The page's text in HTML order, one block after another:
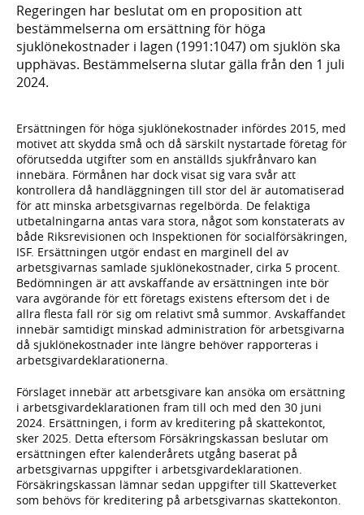
Regeringen har beslutat om en proposition att
bestämmelserna om ersättning för höga
sjuklönekostnader i lagen (1991:1047) om sjuklön ska
upphävas. Bestämmelserna slutar gälla från den 1 juli
2024.
Ersättningen för höga sjuklönekostnader infördes 2015, med
motivet att skydda små och då särskilt nystartade företag för
oförutsedda utgifter som en anställds sjukfrånvaro kan
innebära. Förmånen har dock visat sig vara svår att
kontrollera då handläggningen till stor del är automatiserad
för att minska arbetsgivarnas regelbörda. De felaktiga
utbetalningarna antas vara stora, något som konstaterats av
både Riksrevisionen och Inspektionen för socialförsäkringen,
ISF. Ersättningen utgör endast en marginell del av
arbetsgivarnas samlade sjuklönekostnader, cirka 5 procent.
Bedömningen är att avskaffande av ersättningen inte bör
vara avgörande för ett företags existens eftersom det i de
allra flesta fall rör sig om relativt små summor. Avskaffandet
innebär samtidigt minskad administration för arbetsgivarna
då sjuklönekostnader inte längre behöver rapporteras i
arbetsgivardeklarationerna.
Förslaget innebär att arbetsgivare kan ansöka om ersättning
i arbetsgivardeklarationen fram till och med den 30 juni
2024. Ersättningen, i form av kreditering på skattekontot,
sker 2025. Detta eftersom Försäkringskassan beslutar om
ersättningen efter kalenderårets utgång baserat på
arbetsgivarnas uppgifter i arbetsgivardeklarationen.
Försäkringskassan lämnar sedan uppgifter till Skatteverket
som behövs för kreditering på arbetsgivarnas skattekonton.